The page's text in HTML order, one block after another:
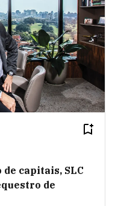
capitais, SLC
de